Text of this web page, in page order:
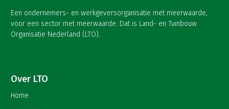
Een ondernemers- en werkgeversorganisatie met meerwaarde,
voor een sector met meerwaarde. Dat is Land- en Tuinbouw
Organisatie Nederland (LTO).
Over LTO
Home